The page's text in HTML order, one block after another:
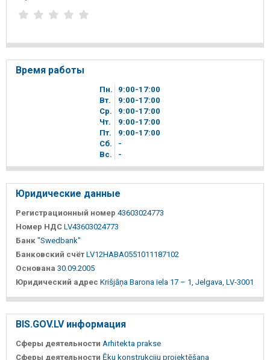
Время работы
Пн. 9 00-17 00
Вт.
9 00-17 00
Ср.
9 00-17 00
Чт.
9 00-17 00
Пт.
9 00-17 00
Сб.
-
Вc.
-
Юридические данные
Регистрационный номер 43603024773
Номер НДС LV43603024773
Банк "Swedbank"
Банковский счёт LV12HABA0551011187102
Основана 30.09.2005
Юридический адрес Krišjāņa Barona iela 17 – 1, Jelgava, LV-3001
BIS.GOV.LV информация
Сферы деятельности Arhitekta prakse
Сферы деятельности Ēku konstrukciju projektēšana